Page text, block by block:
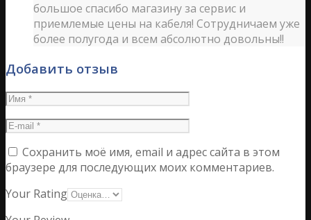
большое спасибо магазину за сервис и
приемлемые цены на кабеля! Сотрудничаем уже
более полугода и всем абсолютно довольны!!
Добавить отзыв
Сохранить моё имя, email и адрес сайта в этом
браузере для последующих моих комментариев.
Your Rating